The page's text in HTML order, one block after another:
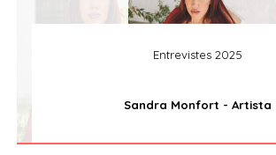
Entrevistes 2025
Sandra Monfort - Artista